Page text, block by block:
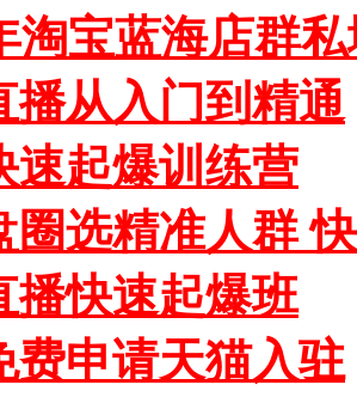
淘宝蓝海店群
播从入门到精通
速起爆训练营
圈选精准人群
播快速起爆班
费申请天猫入驻